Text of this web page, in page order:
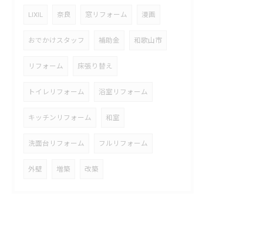
LIXIL 奈良 窓リフォーム 漫画
おでかけスタッフ 補助金 和歌山市
リフォーム 床張り替え
トイレリフォーム 浴室リフォーム
キッチンリフォーム 和室
洗面台リフォーム フルリフォーム
外壁 増築 改築